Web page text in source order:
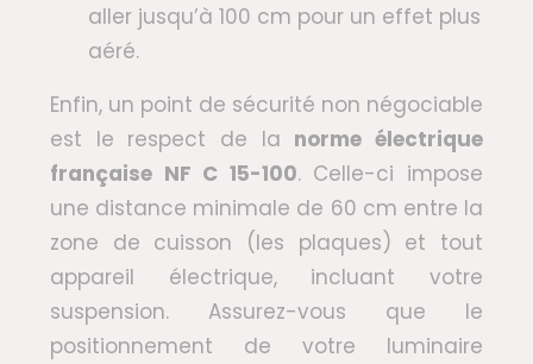
aller jusqu’à 100 cm pour un effet plus
aéré.
Enfin, un point de sécurité non négociable
est le respect de la norme électrique
française NF C 15-100. Celle-ci impose
une distance minimale de 60 cm entre la
zone de cuisson (les plaques) et tout
appareil électrique, incluant votre
suspension. Assurez-vous que le
positionnement de votre luminaire